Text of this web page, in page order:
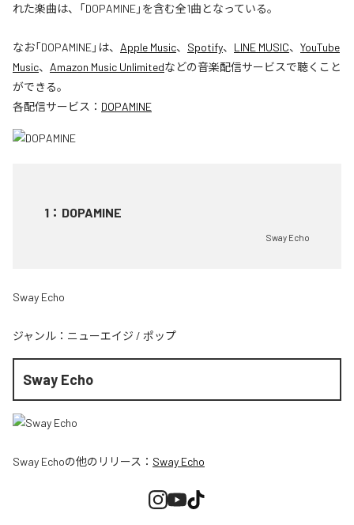
れた楽曲は、「DOPAMINE」を含む全1曲となっている。
なお「DOPAMINE」は、 Apple Music、 Spotify、 LINE MUSIC、 YouTube
Music、 Amazon Music Unlimitedなどの音楽配信サービスで聴くこと
ができる。
各配信サービス： DOPAMINE
1 ： DOPAMINE
Sway Echo
Sway Echo
ジャンル： ニューエイジ / ポップ
Sway Echo
Sway Echoの他のリリース： Sway Echo